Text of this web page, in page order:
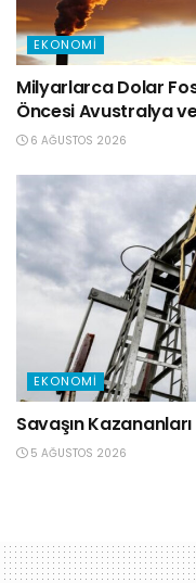
EKONOMI
Milyarlarca Dolar
Öncesi Avustralya
6 AĞUSTOS 2026
EKONOMI
Savaşın
5 AĞUSTOS 2026